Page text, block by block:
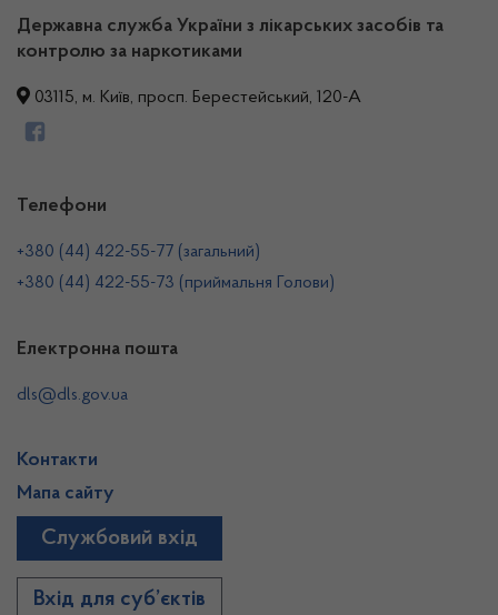
Державна служба України з лікарських засобів та
контролю за наркотиками
03115, м. Київ, просп. Берестейський, 120-А
Телефони
+380 (44) 422-55-77 (загальний)
+380 (44) 422-55-73 (приймальня Голови)
Електронна пошта
dls@dls.gov.ua
Контакти
Мапа сайту
Службовий вхід
Вхід для суб’єктів